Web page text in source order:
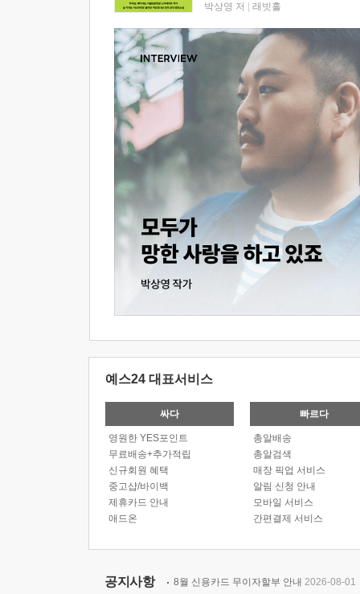
박상영 저 래빗홀
예스24 대표서비스
싸다
영원한 YES포인트
무료배송+추가적립
신규회원 혜택
중고샵/바이백
제휴카드 안내
애드온
빠르다
총알배송
총알검색
매장 픽업 서비스
알림 신청 안내
모바일 서비스
간편결제 서비스
공지사항 8월 신용카드 무이자할부 안내 2026-08-01